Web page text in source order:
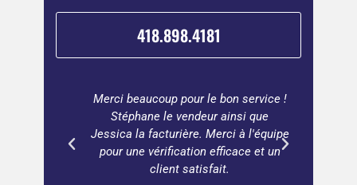
418.898.4181
Merci beaucoup pour le bon service !
Stéphane le vendeur ainsi que
Jessica la facturière. Merci à l'équipe
pour une vérification efficace et un
client satisfait.